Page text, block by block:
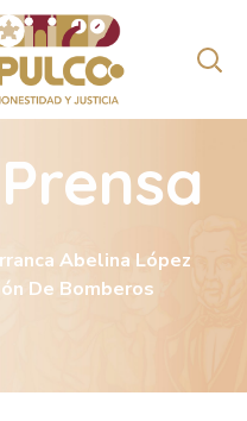
Abelina López
De Bomberos